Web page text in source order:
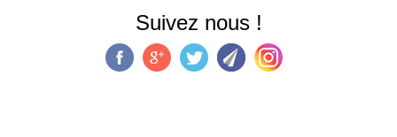
Suivez nous !